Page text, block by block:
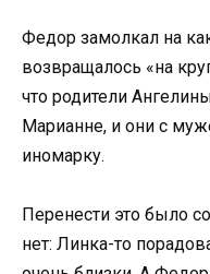
Федор замолкал на
возвращалось «на
что родители
Марианне, и они с
иномарку.
Перенести это было
нет: Линка-то